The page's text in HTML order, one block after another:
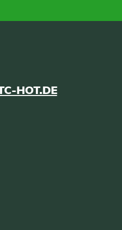
HOT.DE